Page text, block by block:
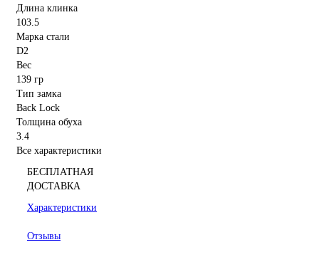
Длина клинка
103.5
Марка стали
D2
Вес
139 гр
Тип замка
Back Lock
Толщина обуха
3.4
Все характеристики
БЕСПЛАТНАЯ
ДОСТАВКА
Характеристики
Отзывы